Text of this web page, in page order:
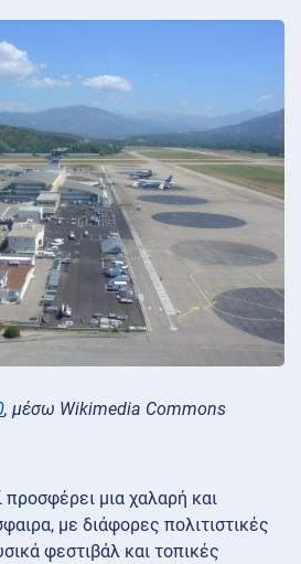
, μέσω Wikimedia Commons
προσφέρει μια χαλαρή και
με διάφορες πολιτιστικές
φεστιβάλ και τοπικές